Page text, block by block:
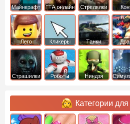
Майнкрафт ГТА онлайн Стрелялки
Лего Кликеры Танки
Страшилки Роботы Ниндзя
Категории